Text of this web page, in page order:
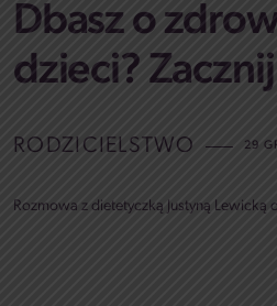
Dbasz o
dzieci?
RODZICIELSTWO 29
Rozmowa z dietetyczką Justyną